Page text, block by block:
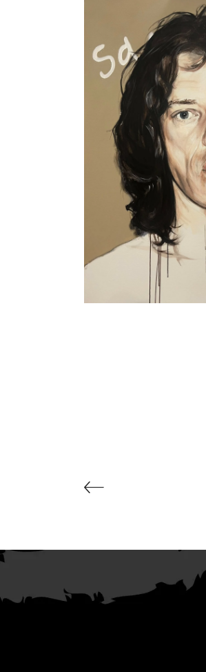
Mick Jagger,